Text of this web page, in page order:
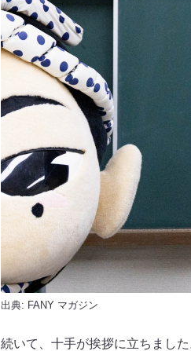
出典: FANY マガジン
続いて、十手が挨拶に立ちまし